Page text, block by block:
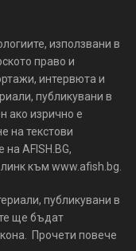
използвани в
право и
интервюта и
публикувани в
ако изрично е
на текстови
AFISH.BG,
към www.afish.bg.
публикувани в
ще бъдат
Прочети повече